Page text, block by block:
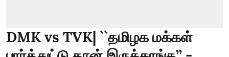
DMK vs TVK| ``தமிழக மக்கள்